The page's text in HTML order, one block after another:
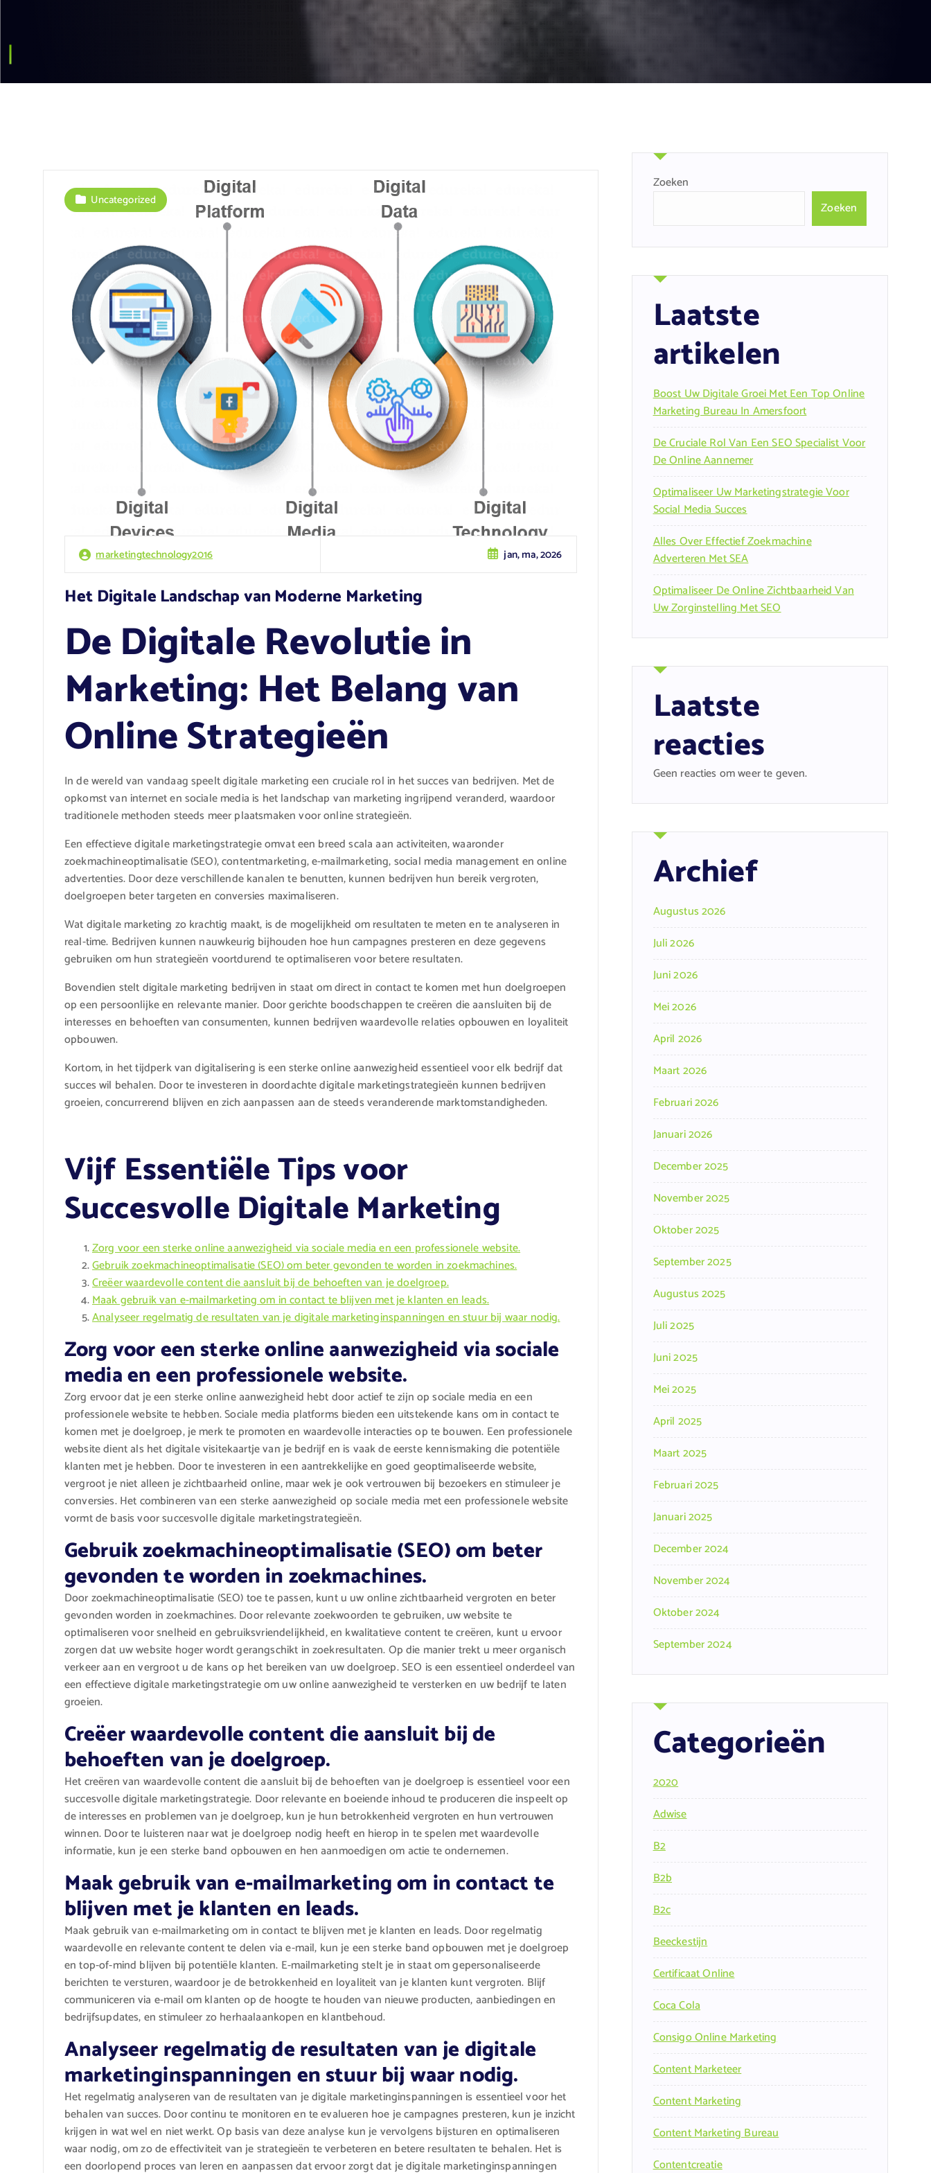
marketingtechnology2016 jan, ma, 2026
Uncategorized
Het Digitale Landschap van Moderne Marketing
De Digitale Revolutie in
Marketing: Het Belang van
Online Strategieën
In de wereld van vandaag speelt digitale marketing een cruciale rol in het succes van bedrijven. Met de
opkomst van internet en sociale media is het landschap van marketing ingrijpend veranderd, waardoor
traditionele methoden steeds meer plaatsmaken voor online strategieën.
Een effectieve digitale marketingstrategie omvat een breed scala aan activiteiten, waaronder
zoekmachineoptimalisatie (SEO), contentmarketing, e-mailmarketing, social media management en online
advertenties. Door deze verschillende kanalen te benutten, kunnen bedrijven hun bereik vergroten,
doelgroepen beter targeten en conversies maximaliseren.
Wat digitale marketing zo krachtig maakt, is de mogelijkheid om resultaten te meten en te analyseren in
real-time. Bedrijven kunnen nauwkeurig bijhouden hoe hun campagnes presteren en deze gegevens
gebruiken om hun strategieën voortdurend te optimaliseren voor betere resultaten.
Bovendien stelt digitale marketing bedrijven in staat om direct in contact te komen met hun doelgroepen
op een persoonlijke en relevante manier. Door gerichte boodschappen te creëren die aansluiten bij de
interesses en behoeften van consumenten, kunnen bedrijven waardevolle relaties opbouwen en loyaliteit
opbouwen.
Kortom, in het tijdperk van digitalisering is een sterke online aanwezigheid essentieel voor elk bedrijf dat
succes wil behalen. Door te investeren in doordachte digitale marketingstrategieën kunnen bedrijven
groeien, concurrerend blijven en zich aanpassen aan de steeds veranderende marktomstandigheden.
Vijf Essentiële Tips voor
Succesvolle Digitale Marketing
Zorg voor een sterke online aanwezigheid via sociale media en een professionele website.
Gebruik zoekmachineoptimalisatie (SEO) om beter gevonden te worden in zoekmachines.
Creëer waardevolle content die aansluit bij de behoeften van je doelgroep.
Maak gebruik van e-mailmarketing om in contact te blijven met je klanten en leads.
Analyseer regelmatig de resultaten van je digitale marketinginspanningen en stuur bij waar nodig.
Zorg voor een sterke online aanwezigheid via sociale
media en een professionele website.
Zorg ervoor dat je een sterke online aanwezigheid hebt door actief te zijn op sociale media en een
professionele website te hebben. Sociale media platforms bieden een uitstekende kans om in contact te
komen met je doelgroep, je merk te promoten en waardevolle interacties op te bouwen. Een professionele
website dient als het digitale visitekaartje van je bedrijf en is vaak de eerste kennismaking die potentiële
klanten met je hebben. Door te investeren in een aantrekkelijke en goed geoptimaliseerde website,
vergroot je niet alleen je zichtbaarheid online, maar wek je ook vertrouwen bij bezoekers en stimuleer je
conversies. Het combineren van een sterke aanwezigheid op sociale media met een professionele website
vormt de basis voor succesvolle digitale marketingstrategieën.
Gebruik zoekmachineoptimalisatie (SEO) om beter
gevonden te worden in zoekmachines.
Door zoekmachineoptimalisatie (SEO) toe te passen, kunt u uw online zichtbaarheid vergroten en beter
gevonden worden in zoekmachines. Door relevante zoekwoorden te gebruiken, uw website te
optimaliseren voor snelheid en gebruiksvriendelijkheid, en kwalitatieve content te creëren, kunt u ervoor
zorgen dat uw website hoger wordt gerangschikt in zoekresultaten. Op die manier trekt u meer organisch
verkeer aan en vergroot u de kans op het bereiken van uw doelgroep. SEO is een essentieel onderdeel van
een effectieve digitale marketingstrategie om uw online aanwezigheid te versterken en uw bedrijf te laten
groeien.
Creëer waardevolle content die aansluit bij de
behoeften van je doelgroep.
Het creëren van waardevolle content die aansluit bij de behoeften van je doelgroep is essentieel voor een
succesvolle digitale marketingstrategie. Door relevante en boeiende inhoud te produceren die inspeelt op
de interesses en problemen van je doelgroep, kun je hun betrokkenheid vergroten en hun vertrouwen
winnen. Door te luisteren naar wat je doelgroep nodig heeft en hierop in te spelen met waardevolle
informatie, kun je een sterke band opbouwen en hen aanmoedigen om actie te ondernemen.
Maak gebruik van e-mailmarketing om in contact te
blijven met je klanten en leads.
Maak gebruik van e-mailmarketing om in contact te blijven met je klanten en leads. Door regelmatig
waardevolle en relevante content te delen via e-mail, kun je een sterke band opbouwen met je doelgroep
en top-of-mind blijven bij potentiële klanten. E-mailmarketing stelt je in staat om gepersonaliseerde
berichten te versturen, waardoor je de betrokkenheid en loyaliteit van je klanten kunt vergroten. Blijf
communiceren via e-mail om klanten op de hoogte te houden van nieuwe producten, aanbiedingen en
bedrijfsupdates, en stimuleer zo herhaalaankopen en klantbehoud.
Analyseer regelmatig de resultaten van je digitale
marketinginspanningen en stuur bij waar nodig.
Het regelmatig analyseren van de resultaten van je digitale marketinginspanningen is essentieel voor het
behalen van succes. Door continu te monitoren en te evalueren hoe je campagnes presteren, kun je inzicht
krijgen in wat wel en niet werkt. Op basis van deze analyse kun je vervolgens bijsturen en optimaliseren
waar nodig, om zo de effectiviteit van je strategieën te verbeteren en betere resultaten te behalen. Het is
een doorlopend proces van leren en aanpassen dat ervoor zorgt dat je digitale marketinginspanningen
Zoeken
Zoeken
Laatste
artikelen
Boost Uw Digitale Groei Met Een Top Online
Marketing Bureau In Amersfoort
De Cruciale Rol Van Een SEO Specialist Voor
De Online Aannemer
Optimaliseer Uw Marketingstrategie Voor
Social Media Succes
Alles Over Effectief Zoekmachine
Adverteren Met SEA
Optimaliseer De Online Zichtbaarheid Van
Uw Zorginstelling Met SEO
Laatste
reacties
Geen reacties om weer te geven.
Archief
Augustus 2026
Juli 2026
Juni 2026
Mei 2026
April 2026
Maart 2026
Februari 2026
Januari 2026
December 2025
November 2025
Oktober 2025
September 2025
Augustus 2025
Juli 2025
Juni 2025
Mei 2025
April 2025
Maart 2025
Februari 2025
Januari 2025
December 2024
November 2024
Oktober 2024
September 2024
Categorieën
2020
Adwise
B2
B2b
B2c
Beeckestijn
Certificaat Online
Coca Cola
Consigo Online Marketing
Content Marketeer
Content Marketing
Content Marketing Bureau
Contentcreatie